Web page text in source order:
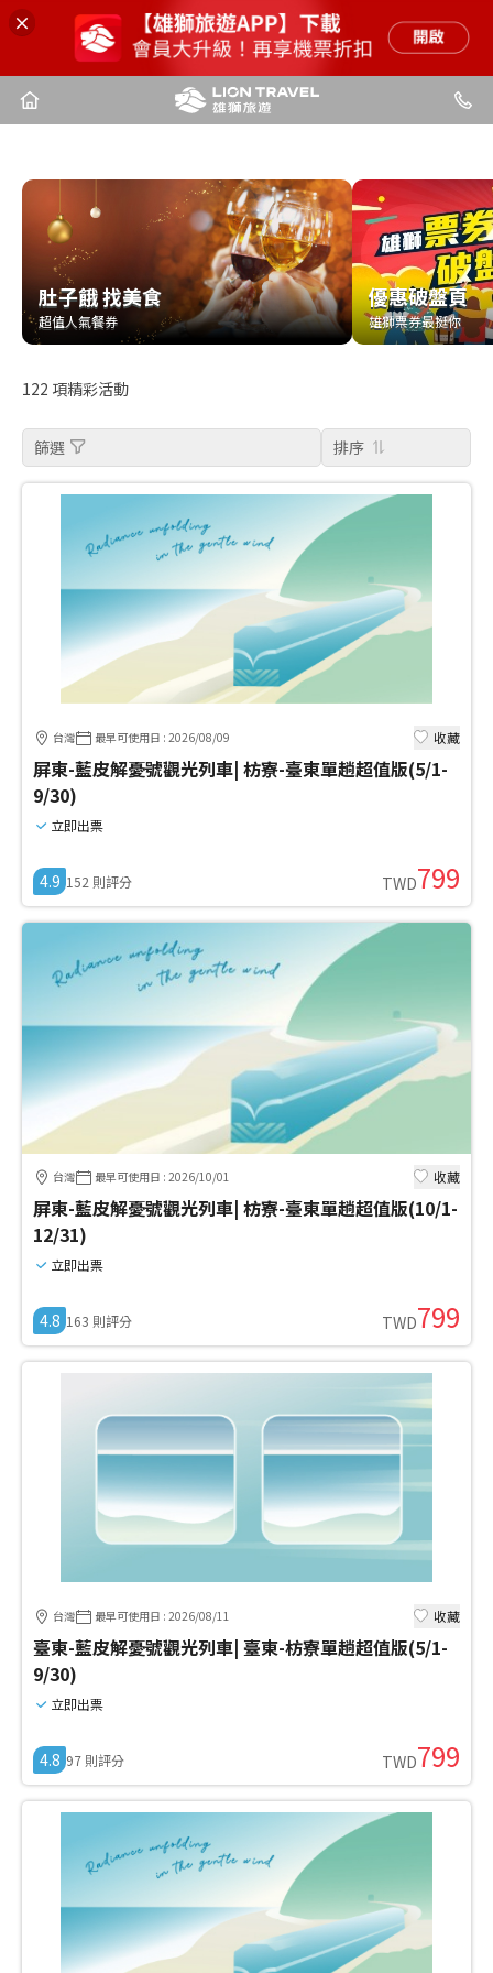
肚子餓 找美食
超值人氣餐券
肚子餓 找美食
超值人氣餐券
優惠破盤頁
雄獅票券最挺你
優惠破盤頁
雄獅票券最挺你
122 項精彩活動
篩選 排序
台灣 最早可使用日 : 2026/08/09 收藏
屏東-藍皮解憂號觀光列車| 枋寮-臺東單趟超值版(5/1-
9/30)
立即出票
4.9 152 則評分 TWD799
台灣 最早可使用日 : 2026/10/01 收藏
屏東-藍皮解憂號觀光列車| 枋寮-臺東單趟超值版(10/1-
12/31)
立即出票
4.8 163 則評分 TWD799
台灣 最早可使用日 : 2026/08/11 收藏
臺東-藍皮解憂號觀光列車| 臺東-枋寮單趟超值版(5/1-
9/30)
立即出票
4.8 97 則評分 TWD799